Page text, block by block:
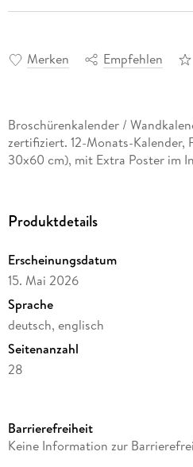
Merken Empfehlen
Broschürenkalender /
zertifiziert. 12-Monats-
30x60 cm), mit Extra Poster im
Produktdetails
Erscheinungsdatum
15. Mai 2026
Sprache
deutsch, englisch
Seitenanzahl
28
Verlag/Hersteller
Barrierefreiheit
Keine Information zur